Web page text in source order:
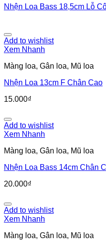
Nhện Loa Bass 18,5cm Lỗ
Add to wishlist
Xem Nhanh
Màng loa, Gân loa, Mũ loa
Nhện Loa 13cm F Chân Cao
15.000₫
Add to wishlist
Xem Nhanh
Màng loa, Gân loa, Mũ loa
Nhện Loa Bass 14cm Chân
20.000₫
Add to wishlist
Xem Nhanh
Màng loa, Gân loa, Mũ loa